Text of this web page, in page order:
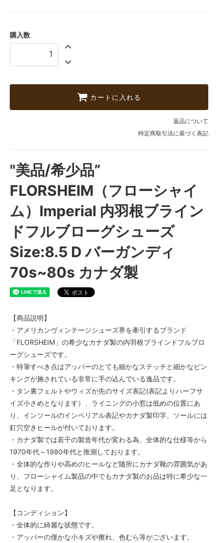
購入数
カートに入れる
返品について
特定商取引法に基づく表記
"美品/希少品”
FLORSHEIM（フローシャイ
ム）Imperial 内羽根ブライン
ドフルブローグシューズ
Size:8.5 D バーガンディ
70s~80s カナダ製
【商品説明】
・アメリカンヴィンテージシューズ界を牽引するブランド
「FLORSHEIM」の希少なカナダ製の内羽根ブラインドフルブロ
ーグシューズです。
・特筆すべき点はアッパーのとても細かなステッチと細かなピン
キングが施されている非常に手の込んでいる逸品です。
・タン裏フェルトやウィズが先のサイズ表記(表記よりハーフサ
イズ小さめとなります）、ライニングの小窓は低めの位置にあ
り、インソールのインペリアル表記やカナダ製印字、ソールには
釘穴空きヒールが付いております。
・カナダ製では若干の製造年代が変わる為、全体的な仕様等から
1970年代～1980年代と推測しております。
・全体的な作りや高めのヒールなど随所にカナダ靴の雰囲気があ
り、フローシャイム製品の中でもカナダ製のお品は特に希少な一
足となります。
【コンディション】
・全体的に綺麗な状態です。
・アッパーの僅かな小キズや擦れ、色むら等がございます。